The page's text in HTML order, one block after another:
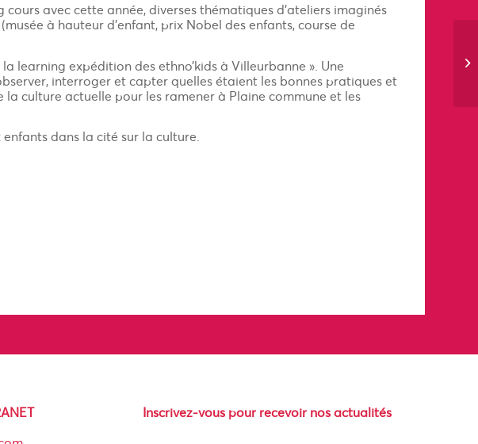
avec cette année, diverses thématiques d’ateliers imaginés
à hauteur d’enfant, prix Nobel des enfants, course de
learning expédition des ethno’kids à Villeurbanne ». Une
interroger et capter quelles étaient les bonnes pratiques et
culture actuelle pour les ramener à Plaine commune et les
dans la cité sur la culture.
Inscrivez-vous pour recevoir nos actualités